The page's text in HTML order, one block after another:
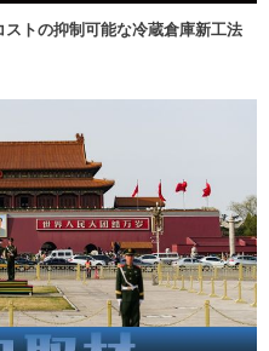
ストの抑制可能な冷蔵倉庫新工法